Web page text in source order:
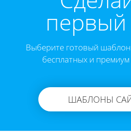
Выберите готовый
бесплатных и
ШАБЛОНЫ